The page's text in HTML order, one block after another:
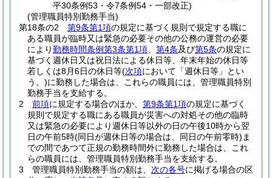
平30条例53・令7条例54・一部改正)
(管理職員特別勤務手当)
第18条の2
第9条第1項の規定に基づく規則で規定する職に
ある職員が臨時又は緊急の必要その他の公務の運営の必要
により勤務時間条例第3条第1項 第4条及び第5条の規定に
基づく週休日又は祝日法による休日等、年末年始の休日等
若しくは8月6日の休日等(次項において「週休日等」とい
う。)に勤務した場合は、これらの職員には、管理職員特別
勤務手当を支給する。
2
前項に規定する場合のほか、 第9条第1項の規定に基づく
規則で規定する職にある職員が災害への対処その他の臨時
又は緊急の必要により週休日等以外の日の午後10時から翌
日の午前5時(同日が週休日等の場合は、同日の午前零時) ま
での間であつて正規の勤務時間外に勤務した場合は、これ
らの職員には、管理職員特別勤務手当を支給する。
3
管理職員特別勤務手当の額は、 次の各号に掲げる場合の区